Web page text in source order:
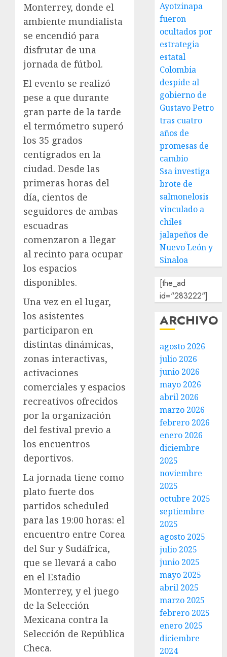
Monterrey, donde el
ambiente mundialista
se encendió para
disfrutar de una
jornada de fútbol.
El evento se realizó
pese a que durante
gran parte de la tarde
el termómetro superó
los 35 grados
centígrados en la
ciudad. Desde las
primeras horas del
día, cientos de
seguidores de ambas
escuadras
comenzaron a llegar
al recinto para ocupar
los espacios
disponibles.
Una vez en el lugar,
los asistentes
participaron en
distintas dinámicas,
zonas interactivas,
activaciones
comerciales y espacios
recreativos ofrecidos
por la organización
del festival previo a
los encuentros
deportivos.
La jornada tiene como
plato fuerte dos
partidos scheduled
para las 19:00 horas: el
encuentro entre Corea
del Sur y Sudáfrica,
que se llevará a cabo
en el Estadio
Monterrey, y el juego
de la Selección
Mexicana contra la
Selección de República
Checa.
Ayotzinapa
fueron
ocultados por
estrategia
estatal
Colombia
despide al
gobierno de
Gustavo Petro
tras cuatro
años de
promesas de
cambio
Ssa investiga
brote de
salmonelosis
vinculado a
chiles
jalapeños de
Nuevo León y
Sinaloa
[the_ad
id="283222"]
ARCHIVO
agosto 2026
julio 2026
junio 2026
mayo 2026
abril 2026
marzo 2026
febrero 2026
enero 2026
diciembre
2025
noviembre
2025
octubre 2025
septiembre
2025
agosto 2025
julio 2025
junio 2025
mayo 2025
abril 2025
marzo 2025
febrero 2025
enero 2025
diciembre
2024